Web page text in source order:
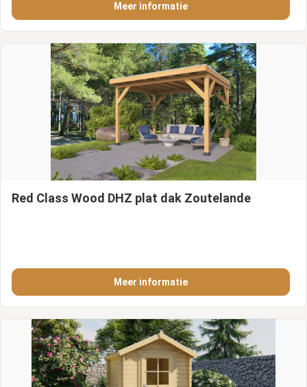
Meer informatie
Red Class Wood DHZ plat dak Zoutelande
Meer informatie